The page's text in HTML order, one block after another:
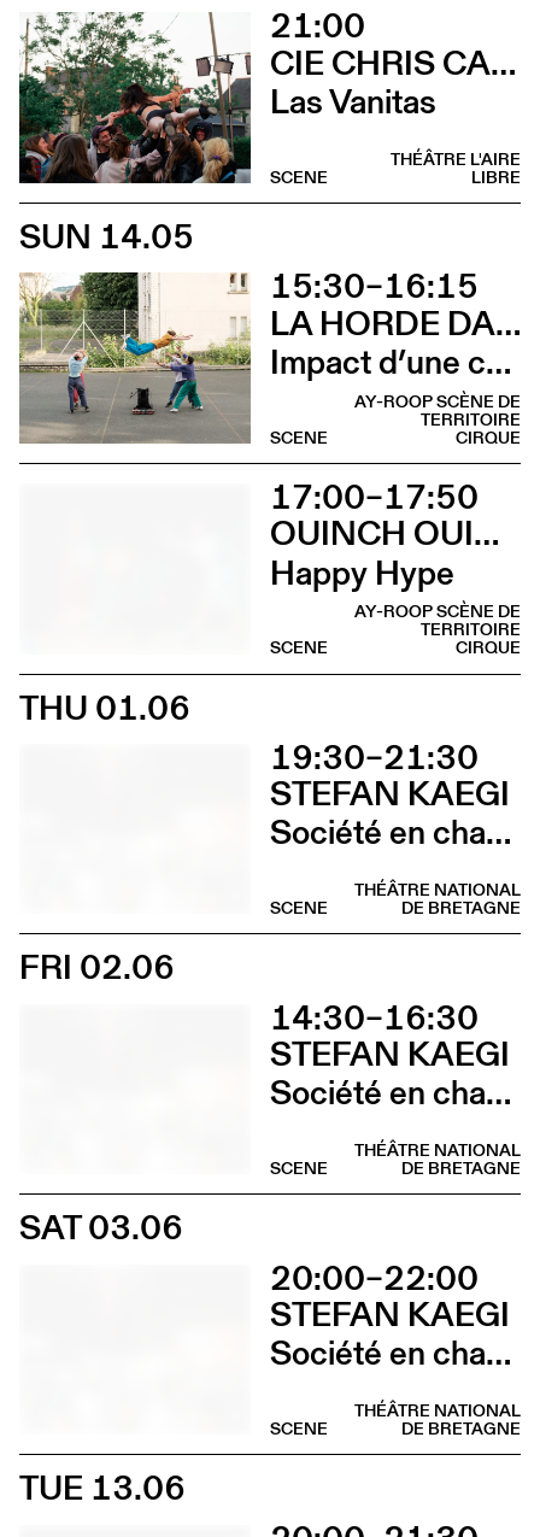
21:00
CIE CHRIS CADILLAC / MARION DUVAL & FLORIAN LEDUC
Las Vanitas
THÉÂTRE L'AIRE
LIBRE
SCENE
SUN 14.05
15:30–16:15
LA HORDE DANS LES PAVÉS
Impact d’une course [Cleunay]
AY-ROOP SCÈNE DE
TERRITOIRE
CIRQUE
SCENE
17:00–17:50
OUINCH OUINCH
Happy Hype
AY-ROOP SCÈNE DE
TERRITOIRE
CIRQUE
SCENE
THU 01.06
19:30–21:30
STEFAN KAEGI
Société en chantier
THÉÂTRE NATIONAL
DE BRETAGNE
SCENE
FRI 02.06
14:30–16:30
STEFAN KAEGI
Société en chantier
THÉÂTRE NATIONAL
DE BRETAGNE
SCENE
SAT 03.06
20:00–22:00
STEFAN KAEGI
Société en chantier
THÉÂTRE NATIONAL
DE BRETAGNE
SCENE
TUE 13.06